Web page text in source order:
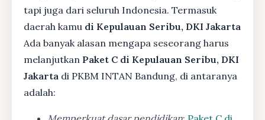
tapi juga dari seluruh Indonesia. Termasuk
daerah kamu di Kepulauan Seribu, DKI Jakarta
Ada banyak alasan mengapa seseorang harus
melanjutkan Paket C di Kepulauan Seribu, DKI
Jakarta di PKBM INTAN Bandung, di antaranya
adalah: